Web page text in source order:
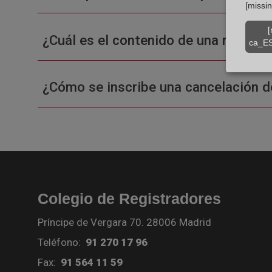
¿Cuál es el contenido de una nota
¿Cómo se inscribe una cancelación
Colegio de Registradores
Príncipe de Vergara 70. 28006 Madrid
Teléfono: 91 270 17 96
Fax: 91 564 11 59